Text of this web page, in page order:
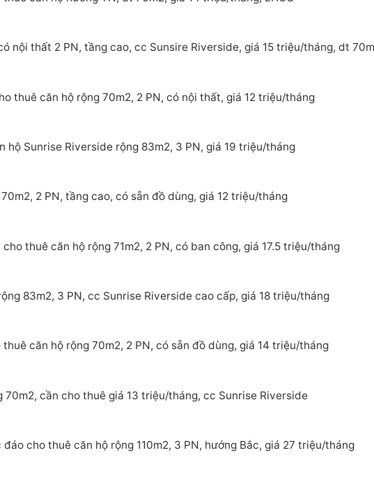
nội thất 2 PN, tầng cao, cc Sunsire Riverside, giá 15 triệu/tháng, dt
thuê căn hộ rộng 70m2, 2 PN, có nội thất, giá 12 triệu/tháng
hộ Sunrise Riverside rộng 83m2, 3 PN, giá 19 triệu/tháng
2 PN, tầng cao, có sẵn đồ dùng, giá 12 triệu/tháng
thuê căn hộ rộng 71m2, 2 PN, có ban công, giá 17.5 triệu/tháng
83m2, 3 PN, cc Sunrise Riverside cao cấp, giá 18 triệu/tháng
căn hộ rộng 70m2, 2 PN, có sẵn đồ dùng, giá 14 triệu/tháng
70m2, cần cho thuê giá 13 triệu/tháng, cc Sunrise Riverside
cho thuê căn hộ rộng 110m2, 3 PN, hướng Bắc, giá 27 triệu/tháng